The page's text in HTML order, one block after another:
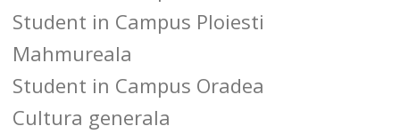
Student in Campus Ploiesti
Mahmureala
Student in Campus Oradea
Cultura generala